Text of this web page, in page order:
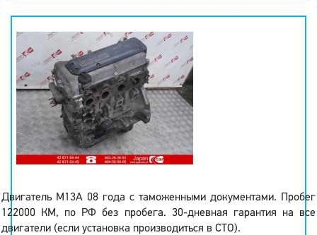
Двигатель M13A 08 года с таможенными документами. Пробег
122000 КМ, по РФ без пробега. 30-дневная гарантия на все
двигатели (если установка производиться в СТО).